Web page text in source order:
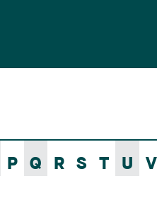
P Q R S T U V